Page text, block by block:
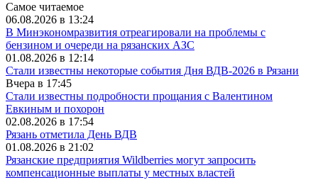
Самое читаемое
06.08.2026 в 13:24
В Минэкономразвития отреагировали на проблемы с
бензином и очереди на рязанских АЗС
01.08.2026 в 12:14
Стали известны некоторые события Дня ВДВ-2026 в Рязани
Вчера в 17:45
Стали известны подробности прощания с Валентином
Евкиным и похорон
02.08.2026 в 17:54
Рязань отметила День ВДВ
01.08.2026 в 21:02
Рязанские предприятия Wildberries могут запросить
компенсационные выплаты у местных властей